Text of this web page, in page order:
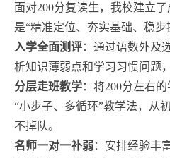
面对200分复读生，我校建立
是“精准定位、夯实基础、稳步
入学全面测评：通过语数外及
析知识薄弱点和学习习惯问题
分层走班教学：将200分左右
“小步子、多循环”教学法，从
不掉队。
名师一对一补弱：安排经验丰